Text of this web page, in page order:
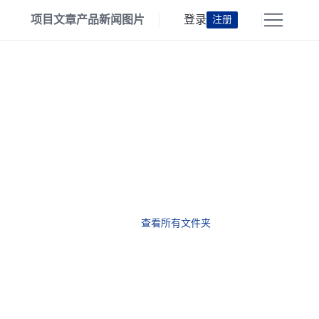
项目文章产品新闻 图片 登录 注册
查看所有文件夹